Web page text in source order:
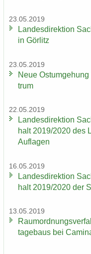
23.05.2019
Lan­des­di­rek­ti­on
in Gör­litz
23.05.2019
Neue
trum
22.05.2019
Lan­des­di­rek­ti­on
halt 2019/2020 des
Auf­la­gen
16.05.2019
Lan­des­di­rek­ti­on
halt 2019/2020 der
13.05.2019
ta­ge­baus bei